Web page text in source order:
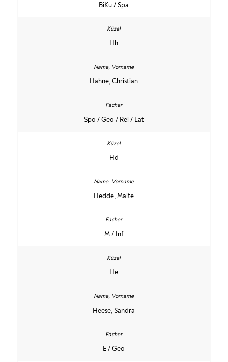
BiKu / Spa
Hh
Hahne, Christian
Spo / Geo / Rel / Lat
Hd
Hedde, Malte
M / Inf
He
Heese, Sandra
E / Geo